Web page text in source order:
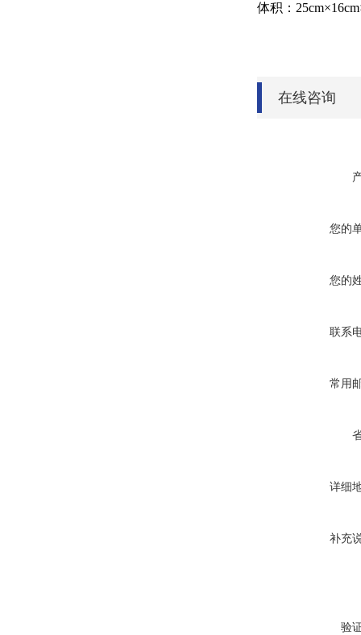
体积：
在线咨询
您的
您的
联系
常用
详细
补充
验